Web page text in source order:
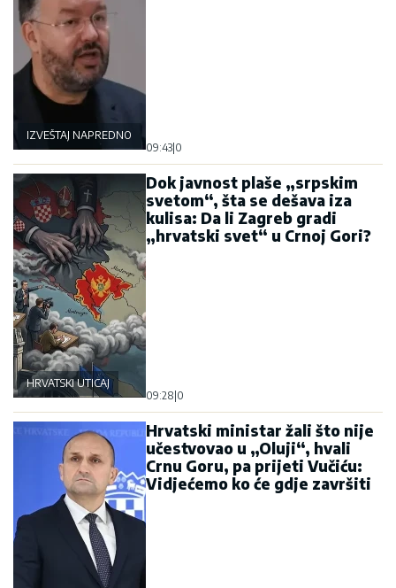
IZVEŠTAJ NAPREDNOG KLUBA
09:43|0
HRVATSKI UTICAJ
Dok javnost plaše „srpskim
svetom“, šta se dešava iza
kulisa: Da li Zagreb gradi
„hrvatski svet“ u Crnoj Gori?
09:28|0
Hrvatski ministar žali što nije
učestvovao u „Oluji“, hvali
Crnu Goru, pa prijeti Vučiću:
Vidjećemo ko će gdje završiti